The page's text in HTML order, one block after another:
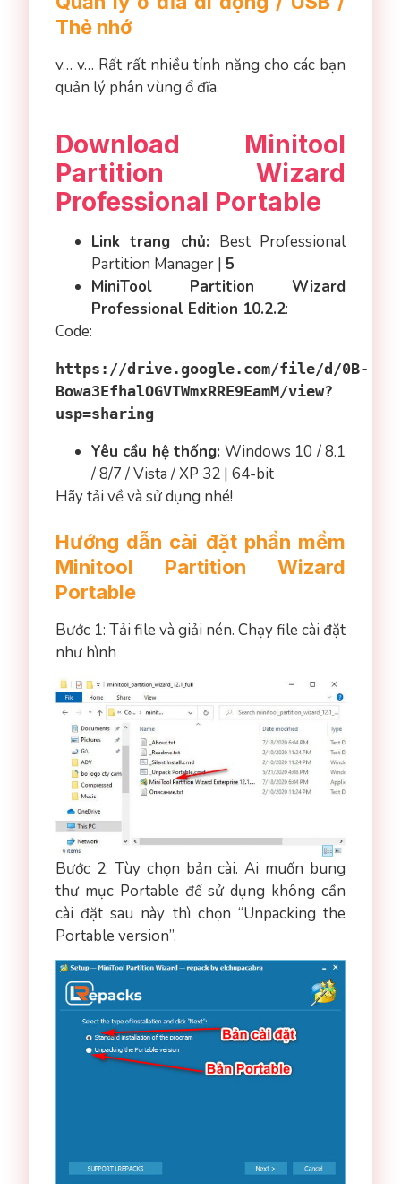
Thẻ nhớ
v… v… Rất rất nhiều tính năng cho các bạn
quản lý phân vùng ổ đĩa.
Download Minitool
Partition Wizard
Professional Portable
Link trang chủ: Best Professional
Partition Manager | 5
MiniTool Partition Wizard
Professional Edition 10.2.2:
Code:
https://drive.google.com/file/d/0B-
Bowa3EfhalOGVTWmxRRE9EamM/view?
usp=sharing
Yêu cầu hệ thống: Windows 10 / 8.1
/ 8/7 / Vista / XP 32 | 64-bit
Hãy tải về và sử dụng nhé!
Hướng dẫn cài đặt phần mềm
Minitool Partition Wizard
Portable
Bước 1: Tải file và giải nén. Chạy file cài đặt
như hình
Bước 2: Tùy chọn bản cài. Ai muốn bung
thư mục Portable để sử dụng không cần
cài đặt sau này thì chọn “Unpacking the
Portable version”.